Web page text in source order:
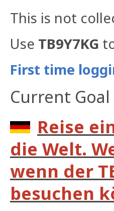
This is not
Use TB9Y7KG
First time
Current Goal
Reise
die Welt.
wenn der
besuchen